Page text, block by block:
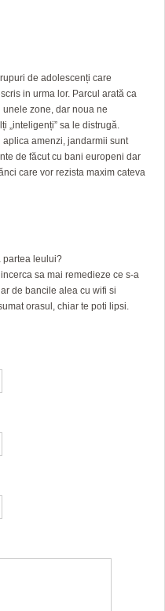
de adolescenți care
in urma lor. Parcul arată ca
zone, dar noua ne
„inteligenți” sa le distrugă.
amenzi, jandarmii sunt
de făcut cu bani europeni dar
care vor rezista maxim cateva
partea leului?
sa mai remedieze ce s-a
de bancile alea cu wifi si
orasul, chiar te poti lipsi.